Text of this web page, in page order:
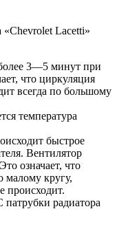
«Chevrolet Lacetti»
3—5 минут при
что циркуляция
всегда по большому
температура
быстрое
Вентилятор
означает, что
малому кругу,
происходит.
радиатора